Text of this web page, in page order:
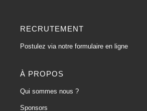
RECRUTEMENT
Postulez via notre formulaire en ligne
À PROPOS
Qui sommes nous ?
Sponsors